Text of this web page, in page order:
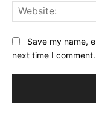
Save my name,
next time I comment.